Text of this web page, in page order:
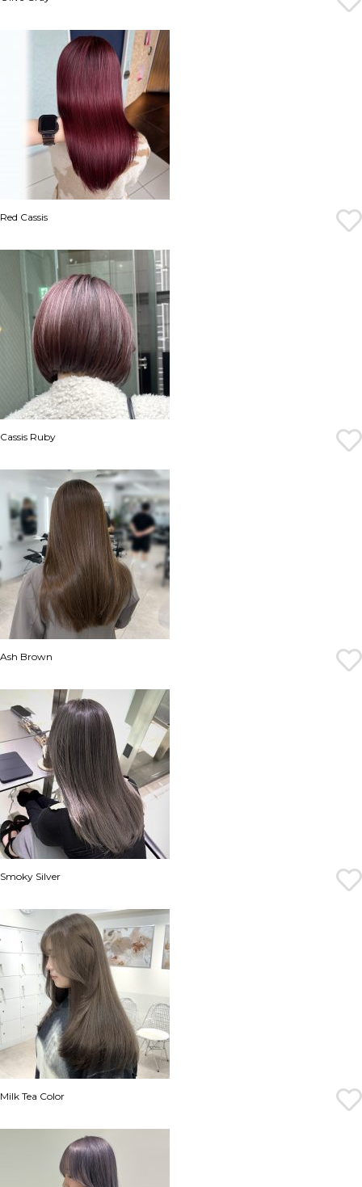
Red Cassis
Cassis Ruby
Ash Brown
Smoky Silver
Milk Tea Color